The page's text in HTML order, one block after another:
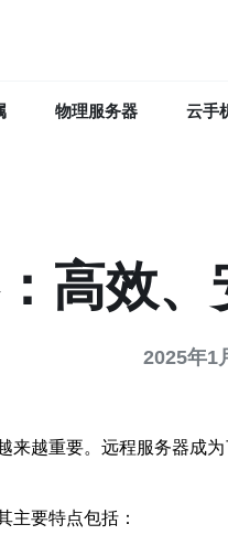
物理服务器 云手
高效
2025年1
越重要。远程服务器成
主要特点包括：